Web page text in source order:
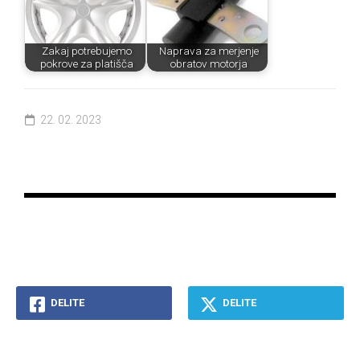
Zakaj potrebujemo
pokrove za platišča
Naprava za merjenje
obratov motorja
22. 02. 2023
DELITE DELITE